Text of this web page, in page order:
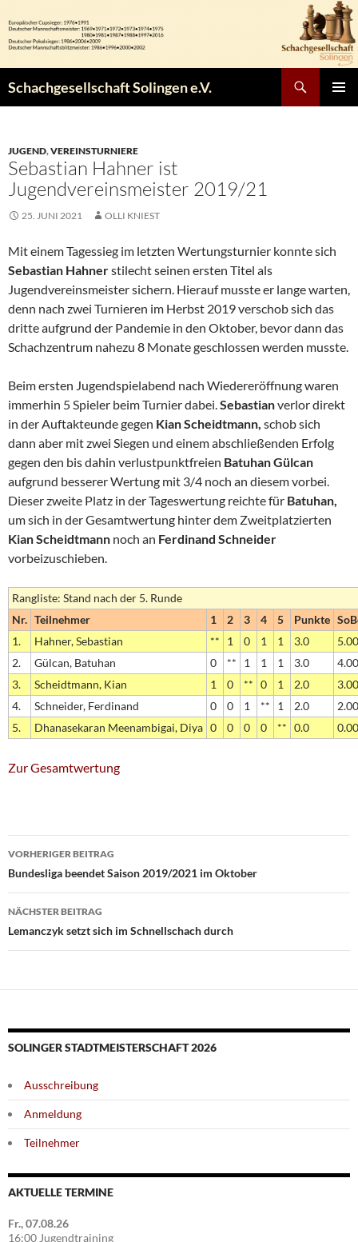
Inhalt
springen
Schachgesellschaft Solingen e.V.
JUGEND,VEREINSTURNIERE
Sebastian Hahner ist
Jugendvereinsmeister 2019/21
25. JUNI 2021 OLLI KNIEST
Mit einem Tagessieg im letzten Wertungsturnier konnte sich
Sebastian Hahnerstilecht seinen ersten Titel als
Jugendvereinsmeister sichern. Hierauf musste er lange warten,
denn nach zwei Turnieren im Herbst 2019 verschob sich das
dritte aufgrund der Pandemie in den Oktober, bevor dann das
Schachzentrum nahezu 8 Monate geschlossen werden musste.
Beim ersten Jugendspielabend nach Wiedereröffnung waren
immerhin 5 Spieler beim Turnier dabei.Sebastianverlor direkt
in der Auftakteunde gegen Kian Scheidtmann, schob sich
dann aber mit zwei Siegen und einem abschließenden Erfolg
gegen den bis dahin verlustpunktfreien Batuhan Gülcan
aufgrund besserer Wertung mit 3/4 noch an diesem vorbei.
Dieser zweite Platz in der Tageswertung reichte für Batuhan,
um sich in der Gesamtwertung hinter dem Zweitplatzierten
Kian Scheidtmann noch an Ferdinand Schneider
vorbeizuschieben.
Rangliste: Stand nach der 5. Runde
Nr. Teilnehmer 1 2 3 4 5 Punkte
1.
Hahner, Sebastian ** 1 0 1 1 3.0
5.00
2.
Gülcan, Batuhan 0 ** 1 1 1 3.0
4.00
3.
Scheidtmann, Kian 1 0 ** 0 1 2.0
3.00
4.
Schneider, Ferdinand 0 0 1 ** 1 2.0
2.00
5.
Dhanasekaran Meenambigai, Diya 0 0 0 0 ** 0.0 0.00
Zur Gesamtwertung
Beitragsnavigation
VORHERIGER BEITRAG
Bundesliga beendet Saison 2019/2021 im Oktober
NÄCHSTER BEITRAG
Lemanczyk setzt sich im Schnellschach durch
SOLINGER STADTMEISTERSCHAFT 2026
Ausschreibung
Anmeldung
Teilnehmer
AKTUELLE TERMINE
Fr., 07.08.26
16:00 Jugendtraining